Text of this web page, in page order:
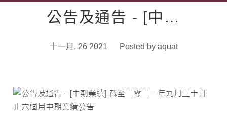
公告及通告 - [中…
十一月, 26 2021 Posted by aquat